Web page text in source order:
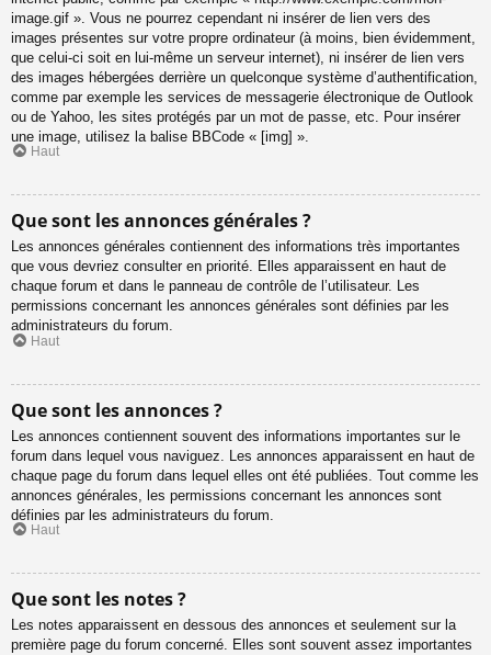
image.gif ». Vous ne pourrez cependant ni insérer de lien vers des
images présentes sur votre propre ordinateur (à moins, bien évidemment,
que celui-ci soit en lui-même un serveur internet), ni insérer de lien vers
des images hébergées derrière un quelconque système d’authentification,
comme par exemple les services de messagerie électronique de Outlook
ou de Yahoo, les sites protégés par un mot de passe, etc. Pour insérer
une image, utilisez la balise BBCode « [img] ».
Haut
Que sont les annonces générales ?
Les annonces générales contiennent des informations très importantes
que vous devriez consulter en priorité. Elles apparaissent en haut de
chaque forum et dans le panneau de contrôle de l’utilisateur. Les
permissions concernant les annonces générales sont définies par les
administrateurs du forum.
Haut
Que sont les annonces ?
Les annonces contiennent souvent des informations importantes sur le
forum dans lequel vous naviguez. Les annonces apparaissent en haut de
chaque page du forum dans lequel elles ont été publiées. Tout comme les
annonces générales, les permissions concernant les annonces sont
définies par les administrateurs du forum.
Haut
Que sont les notes ?
Les notes apparaissent en dessous des annonces et seulement sur la
première page du forum concerné. Elles sont souvent assez importantes